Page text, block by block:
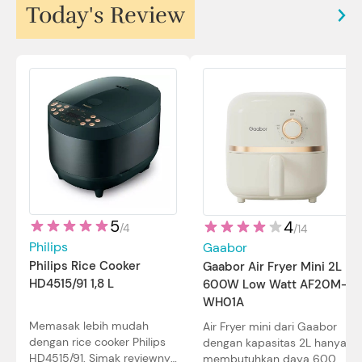
Today's Review
5/4
Philips
Philips Rice Cooker
HD4515/91 1,8 L
Memasak lebih mudah
dengan rice cooker Philips
HD4515/91. Simak reviewnya
4/14
Gaabor
Gaabor Air Fryer Mini 2L
600W Low Watt AF20M-
WH01A
Air Fryer mini dari Gaabor
dengan kapasitas 2L hanya
membutuhkan daya 600W